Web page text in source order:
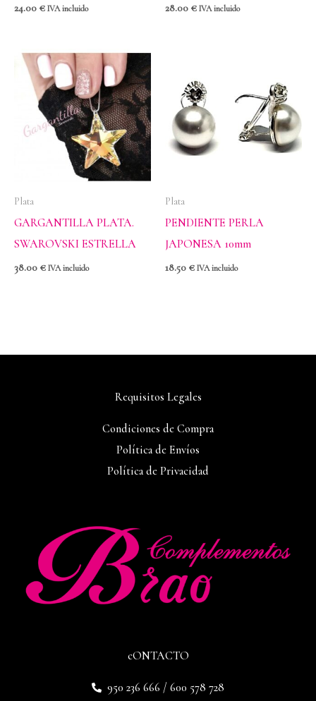
24.00 € IVA incluido 28.00 € IVA incluido
Plata
GARGANTILLA PLATA.
SWAROVSKI ESTRELLA
38.00 € IVA incluido
Plata
PENDIENTE PERLA
JAPONESA 10mm
18.50 € IVA incluido
cONTACTO
950 236 666 / 600 578 728
Requisitos Legales
Condiciones de Compra
Política de Envíos
Política de Privacidad